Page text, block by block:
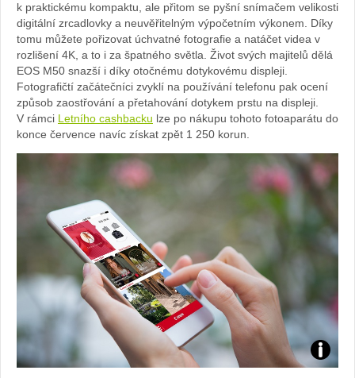
k praktickému kompaktu, ale přitom se pyšní snímačem velikosti
digitální zrcadlovky a neuvěřitelným výpočetním výkonem. Díky
tomu můžete pořizovat úchvatné fotografie a natáčet videa v
rozlišení 4K, a to i za špatného světla. Život svých majitelů dělá
EOS M50 snazší i díky otočnému dotykovému displeji.
Fotografičtí začátečníci zvyklí na používání telefonu pak ocení
způsob zaostřování a přetahování dotykem prstu na displeji.
V rámci Letního cashbacku lze po nákupu tohoto fotoaparátu do
konce července navíc získat zpět 1 250 korun.
Foto: